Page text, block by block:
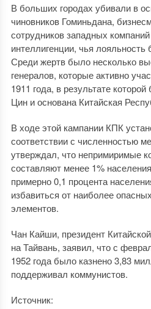
В больших городах убивали в
чиновников Гоминьдана,
сотрудников западных
интеллигенции, чья
Среди жертв было несколько
генералов, которые активно
1911 года, в результате
Цин и основана Китайская
В ходе этой кампании КПК
соответствии с численностью
утверждал, что непримиримые
составляют менее 1%
примерно 0,1 процента
избавиться от наиболее
элементов.
Чан Кайши, президент
на Тайвань, заявил, что с
1952 года было казнено 3,83
поддерживал коммунистов.
Источник: